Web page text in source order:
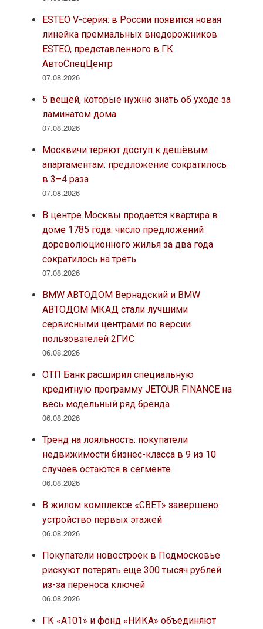
ESTEO V-серия: в России появится новая
линейка премиальных внедорожников
ESTEO, представленного в ГК
АвтоСпецЦентр
07.08.2026
5 вещей, которые нужно знать об уходе за
ламинатом дома
07.08.2026
Москвичи теряют доступ к дешёвым
апартаментам: предложение сократилось
в 3–4 раза
07.08.2026
В центре Москвы продается квартира в
доме 1785 года: число предложений
дореволюционного жилья за два года
сократилось на треть
07.08.2026
BMW АВТОДОМ Вернадский и BMW
АВТОДОМ МКАД стали лучшими
сервисными центрами по версии
пользователей 2ГИС
06.08.2026
ОТП Банк расширил специальную
кредитную программу JETOUR FINANCE на
весь модельный ряд бренда
06.08.2026
Тренд на лояльность: покупатели
недвижимости бизнес-класса в 9 из 10
случаев остаются в сегменте
06.08.2026
В жилом комплексе «СВЕТ» завершено
устройство первых этажей
06.08.2026
Покупатели новостроек в Подмосковье
рискуют потерять еще 300 тысяч рублей
из-за переноса ключей
06.08.2026
ГК «А101» и фонд «НИКА» объединяют